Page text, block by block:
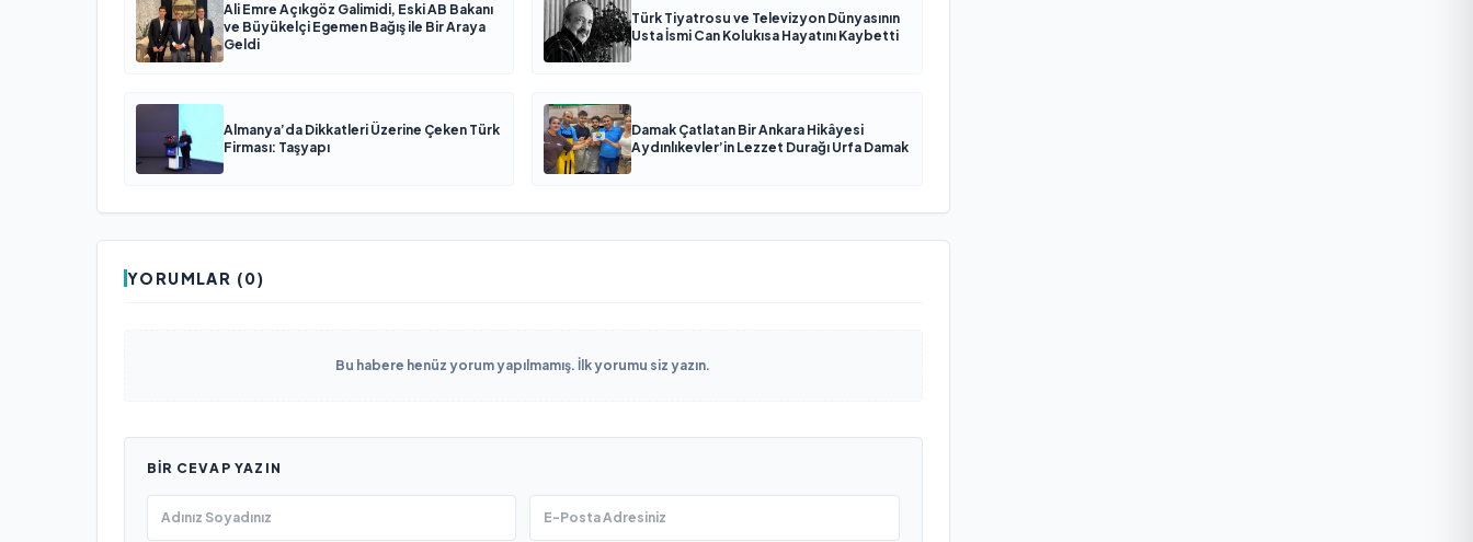
Ali Emre Açıkgöz Galimidi, Eski AB Bakanı
ve Büyükelçi Egemen Bağış ile Bir Araya
Geldi
Türk Tiyatrosu ve Televizyon Dünyasının
Usta İsmi Can Kolukısa Hayatını Kaybetti
Almanya’da Dikkatleri Üzerine Çeken Türk
Firması: Taşyapı
Damak Çatlatan Bir Ankara Hikâyesi
Aydınlıkevler’in Lezzet Durağı Urfa Damak
YORUMLAR (0)
Bu habere henüz yorum yapılmamış. İlk yorumu siz yazın.
BIR CEVAP YAZIN